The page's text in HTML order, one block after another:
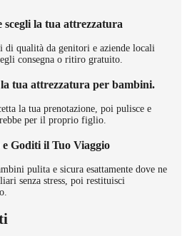
scegli la tua attrezzatura
di qualità da genitori e aziende locali
consegna o ritiro gratuito.
tua attrezzatura per bambini.
la tua prenotazione, poi pulisce e
per il proprio figlio.
Goditi il Tuo Viaggio
pulita e sicura esattamente dove ne
senza stress, poi restituisci